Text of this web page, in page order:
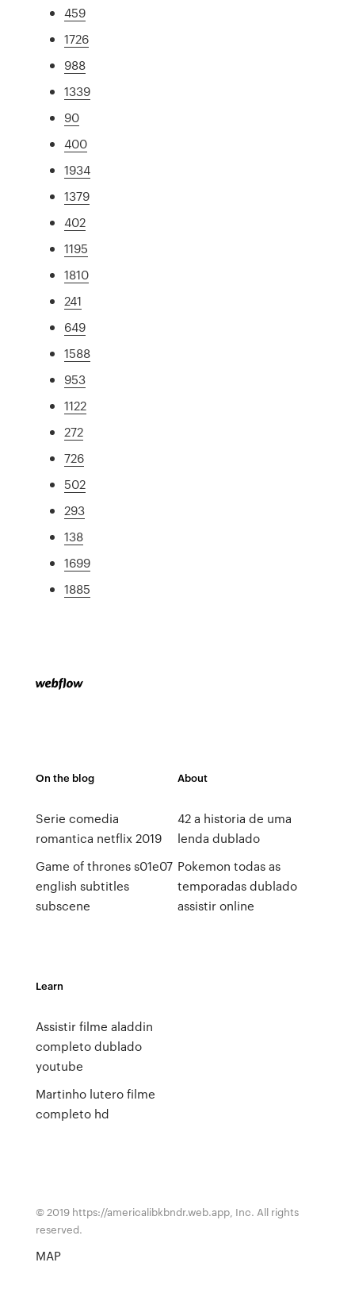
459
1726
988
1339
90
400
1934
1379
402
1195
1810
241
649
1588
953
1122
272
726
502
293
138
1699
1885
On the blog
Serie comedia
romantica netflix 2019
Game of thrones s01e07
english subtitles
subscene
About
42 a historia de uma
lenda dublado
Pokemon todas as
temporadas dublado
assistir online
Learn
Assistir filme aladdin
completo dublado
youtube
Martinho lutero filme
completo hd
© 2019 https://americalibkbndr.web.app, Inc. All rights
reserved.
MAP